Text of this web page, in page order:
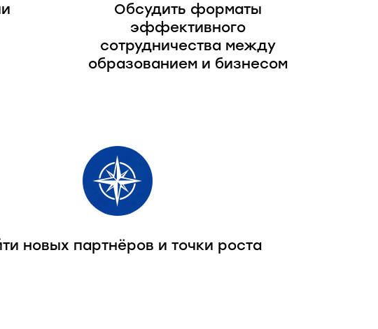
Обсудить форматы
эффективного
сотрудничества между
образованием и бизнесом
новых партнёров и точки роста